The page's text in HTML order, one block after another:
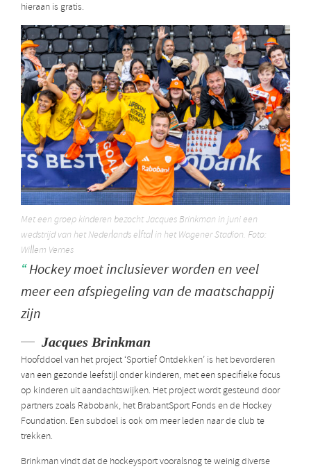
hieraan is gratis.
Met een groep kinderen bezocht Jacques Brinkman in juni een
wedstrijd van het Nederlands elftal in het Wagener Stadion. Foto:
Willem Vernes
Hockey moet inclusiever worden en veel
meer een afspiegeling van de maatschappij
zijn
Jacques Brinkman
Hoofddoel van het project ‘Sportief Ontdekken’ is het bevorderen
van een gezonde leefstijl onder kinderen, met een specifieke focus
op kinderen uit aandachtswijken. Het project wordt gesteund door
partners zoals Rabobank, het BrabantSport Fonds en de Hockey
Foundation. Een subdoel is ook om meer leden naar de club te
trekken.
Brinkman vindt dat de hockeysport vooralsnog te weinig diverse